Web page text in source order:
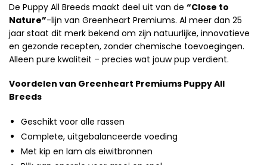
De Puppy All Breeds maakt deel uit van de “Close to
Nature”-lijn van Greenheart Premiums. Al meer dan 25
jaar staat dit merk bekend om zijn natuurlijke, innovatieve
en gezonde recepten, zonder chemische toevoegingen.
Alleen pure kwaliteit – precies wat jouw pup verdient.
Voordelen van Greenheart Premiums Puppy All
Breeds
Geschikt voor alle rassen
Complete, uitgebalanceerde voeding
Met kip en lam als eiwitbronnen